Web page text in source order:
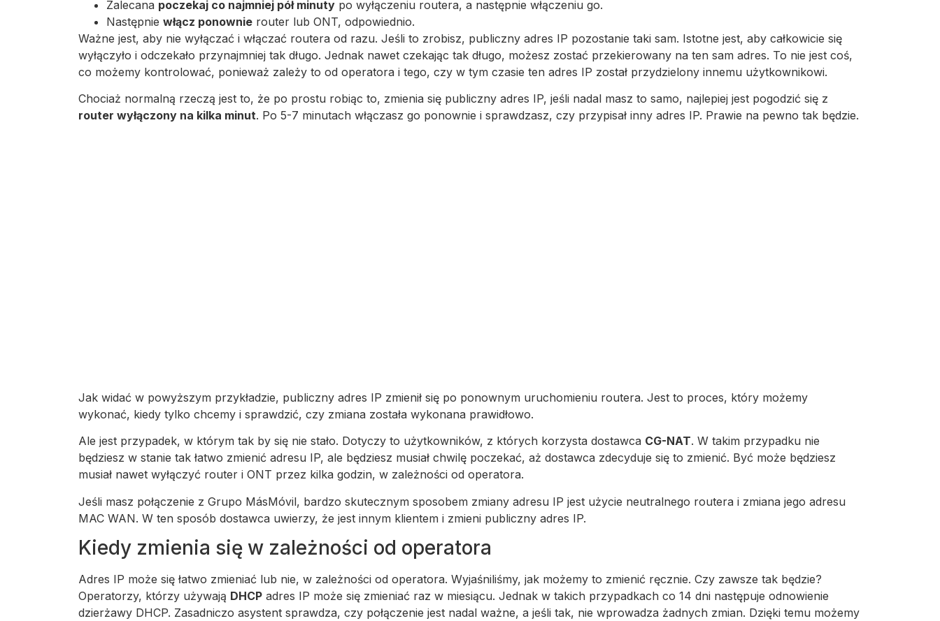
Zalecana poczekaj co najmniej pół minuty po wyłączeniu routera, a następnie włączeniu go.
Następnie włącz ponownie router lub ONT, odpowiednio.
Ważne jest, aby nie wyłączać i włączać routera od razu. Jeśli to zrobisz, publiczny adres IP pozostanie taki sam. Istotne jest, aby całkowicie się
wyłączyło i odczekało przynajmniej tak długo. Jednak nawet czekając tak długo, możesz zostać przekierowany na ten sam adres. To nie jest coś,
co możemy kontrolować, ponieważ zależy to od operatora i tego, czy w tym czasie ten adres IP został przydzielony innemu użytkownikowi.
Chociaż normalną rzeczą jest to, że po prostu robiąc to, zmienia się publiczny adres IP, jeśli nadal masz to samo, najlepiej jest pogodzić się z
router wyłączony na kilka minut. Po 5-7 minutach włączasz go ponownie i sprawdzasz, czy przypisał inny adres IP. Prawie na pewno tak będzie.
Jak widać w powyższym przykładzie, publiczny adres IP zmienił się po ponownym uruchomieniu routera. Jest to proces, który możemy
wykonać, kiedy tylko chcemy i sprawdzić, czy zmiana została wykonana prawidłowo.
Ale jest przypadek, w którym tak by się nie stało. Dotyczy to użytkowników, z których korzysta dostawca CG-NAT. W takim przypadku nie
będziesz w stanie tak łatwo zmienić adresu IP, ale będziesz musiał chwilę poczekać, aż dostawca zdecyduje się to zmienić. Być może będziesz
musiał nawet wyłączyć router i ONT przez kilka godzin, w zależności od operatora.
Jeśli masz połączenie z Grupo MásMóvil, bardzo skutecznym sposobem zmiany adresu IP jest użycie neutralnego routera i zmiana jego adresu
MAC WAN. W ten sposób dostawca uwierzy, że jest innym klientem i zmieni publiczny adres IP.
Kiedy zmienia się w zależności od operatora
Adres IP może się łatwo zmieniać lub nie, w zależności od operatora. Wyjaśniliśmy, jak możemy to zmienić ręcznie. Czy zawsze tak będzie?
Operatorzy, którzy używają DHCP adres IP może się zmieniać raz w miesiącu. Jednak w takich przypadkach co 14 dni następuje odnowienie
dzierżawy DHCP. Zasadniczo asystent sprawdza, czy połączenie jest nadal ważne, a jeśli tak, nie wprowadza żadnych zmian. Dzięki temu możemy